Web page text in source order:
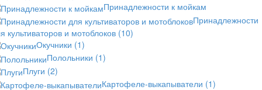
Принадлежности к мойкам
Принадлежности
культиваторов и мотоблоков (10)
Окучники (1)
Полольники (1)
Плуги (2)
Картофеле-выкапыватели (1)